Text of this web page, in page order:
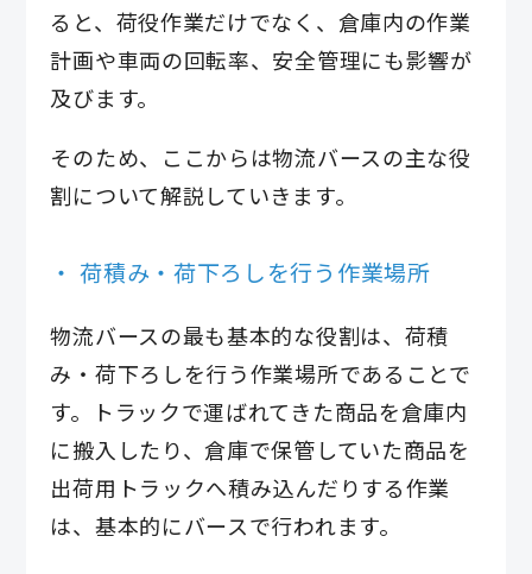
ると、荷役作業だけでなく、倉庫内の作業
計画や車両の回転率、安全管理にも影響が
及びます。
そのため、ここからは物流バースの主な役
割について解説していきます。
荷積み・荷下ろしを行う作業場所
物流バースの最も基本的な役割は、荷積
み・荷下ろしを行う作業場所であることで
す。トラックで運ばれてきた商品を倉庫内
に搬入したり、倉庫で保管していた商品を
出荷用トラックへ積み込んだりする作業
は、基本的にバースで行われます。